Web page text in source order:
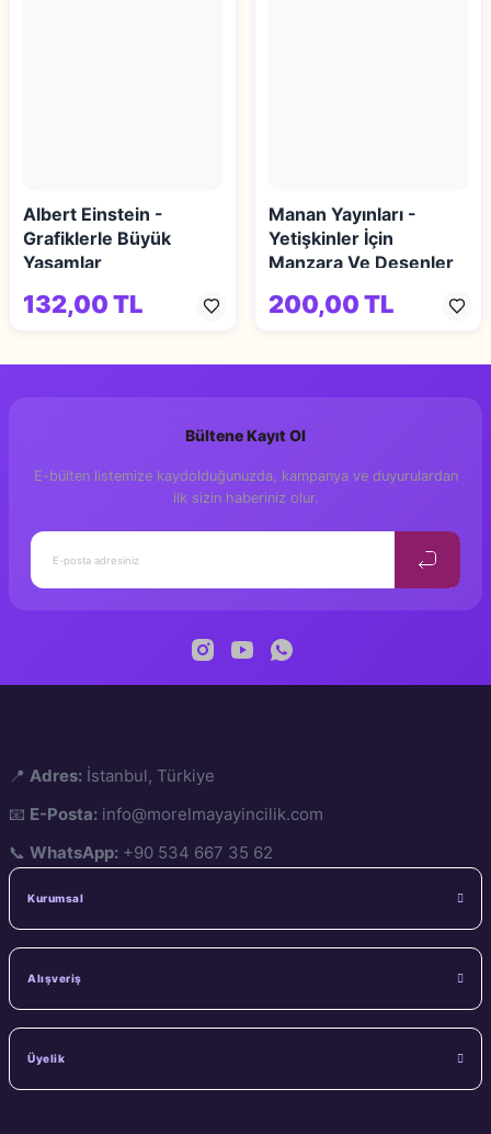
Albert Einstein -
Grafiklerle Büyük
Yaşamlar
132,00 TL
Manan Yayınları -
Yetişkinler İçin
Manzara Ve Desenler
200,00 TL
Bültene Kayıt Ol
E-bülten listemize kaydolduğunuzda, kampanya ve duyurulardan
ilk sizin haberiniz olur.
📍 Adres: İstanbul, Türkiye
📧 E-Posta: info@morelmayayincilik.com
📞 WhatsApp: +90 534 667 35 62
Kurumsal
Alışveriş
Üyelik